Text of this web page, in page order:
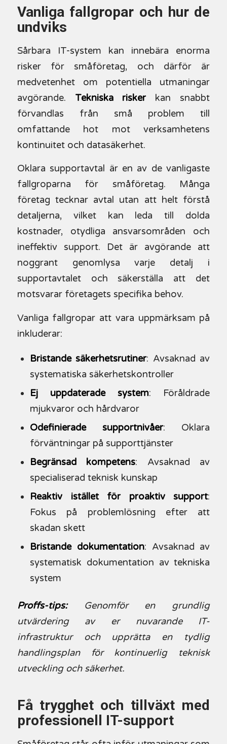
Vanliga fallgropar och hur de
undviks
Sårbara IT-system kan innebära enorma
risker för småföretag, och därför är
medvetenhet om potentiella utmaningar
avgörande. Tekniska riskerkan snabbt
förvandlas från små problem till
omfattande hot mot verksamhetens
kontinuitet och datasäkerhet.
Oklara supportavtal är en av de vanligaste
fallgroparna för småföretag. Många
företag tecknar avtal utan att helt förstå
detaljerna, vilket kan leda till dolda
kostnader, otydliga ansvarsområden och
ineffektiv support. Det är avgörande att
noggrant genomlysa varje detalj i
supportavtalet och säkerställa att det
motsvarar företagets specifika behov.
Vanliga fallgropar att vara uppmärksam på
inkluderar:
Bristande säkerhetsrutiner: Avsaknad av
systematiska säkerhetskontroller
Ej uppdaterade system: Föråldrade
mjukvaror och hårdvaror
Odefinierade supportnivåer: Oklara
förväntningar på supporttjänster
Begränsad kompetens: Avsaknad av
specialiserad teknisk kunskap
Reaktiv istället för proaktiv support:
Fokus på problemlösning efter att
skadan skett
Bristande dokumentation: Avsaknad av
systematisk dokumentation av tekniska
system
Proffs-tips:
Genomför en grundlig
utvärdering av er nuvarande IT-
infrastruktur och upprätta en tydlig
handlingsplan för kontinuerlig teknisk
utveckling och säkerhet.
Få trygghet och tillväxt med
professionell IT-support